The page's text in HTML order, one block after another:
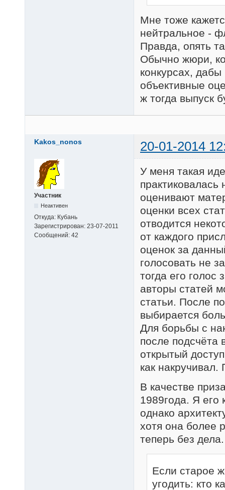
Мне тоже
нейтральное -
Правда, опять
Обычно жюри,
конкурсах,
объективные
ж тогда выпуск
Kakos_nonos 20-01-2014
Участник
Неактивен
Откуда: Кубань
Зарегистрирован: 23-07-2011
Сообщений: 42
У меня такая
оценивают
оценки всех
отводится
от каждого
оценок за
голосовать не
тогда его голос
авторы статей
статьи. После
выбирается
Для борьбы с
после
открытый
как
В качестве
1989года. Я его
однако
хотя она более
теперь без
Если старое
угодить: кто